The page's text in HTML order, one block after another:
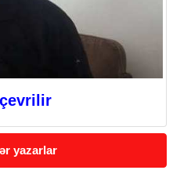
yazarlar